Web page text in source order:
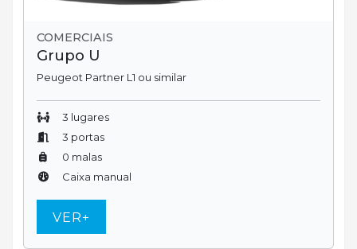
COMERCIAIS
Grupo U
Peugeot Partner L1 ou similar
3 lugares
3 portas
0 malas
Caixa manual
VER+